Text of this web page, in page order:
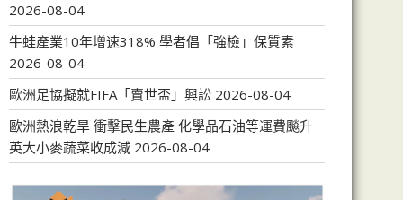
2026-08-04
牛蛙產業10年增速318% 學者倡「強檢」保質素
2026-08-04
歐洲足協擬就FIFA「賣世盃」興訟 2026-08-04
歐洲熱浪乾旱 衝擊民生農產 化學品石油等運費飈升
英大小麥蔬菜收成減 2026-08-04